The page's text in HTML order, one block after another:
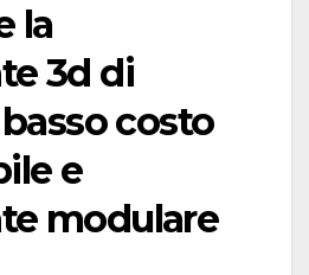
la
3d di
costo
e
modulare